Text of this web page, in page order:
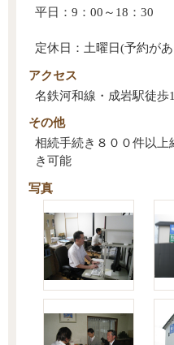
平日：9：00～18：30
定休日：土曜日(予約が
アクセス
名鉄河和線・成岩駅徒歩
その他
相続手続き８００件以
き可能
写真